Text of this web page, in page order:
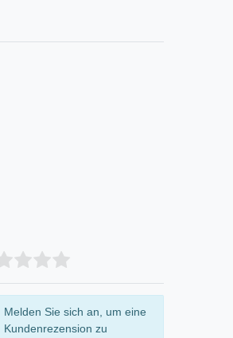
Melden Sie sich an, um eine
Kundenrezension zu